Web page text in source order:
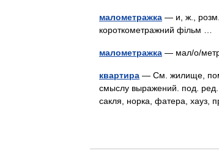
малометражка — и, ж., розм.
короткометражний фільм …
малометражка — мал/о/
квартира — См. жилище,
смыслу выражений. под.
сакля, норка, фатера, хауз,